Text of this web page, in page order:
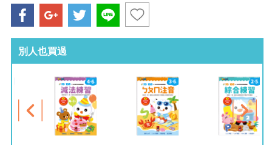
別人也買過